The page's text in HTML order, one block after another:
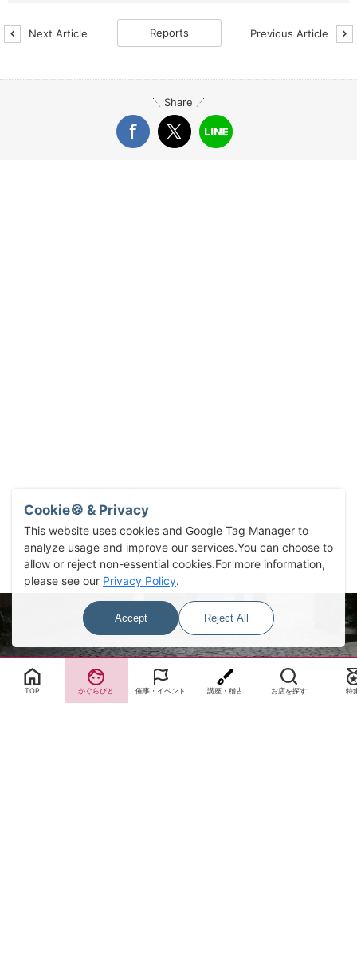
Next Article Reports Previous Article
Share
Select Language▼
TOP かぐらびと 催事・イベント 講座・稽古 お店を探す 特
Cookie🍪 & Privacy
This website uses cookies and Google Tag Manager to
analyze usage and improve our services.You can choose to
allow or reject non-essential cookies.For more information,
please see our Privacy Policy.
Accept Reject All